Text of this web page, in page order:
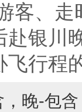
客、
赴银川
飞行程
，晚-包